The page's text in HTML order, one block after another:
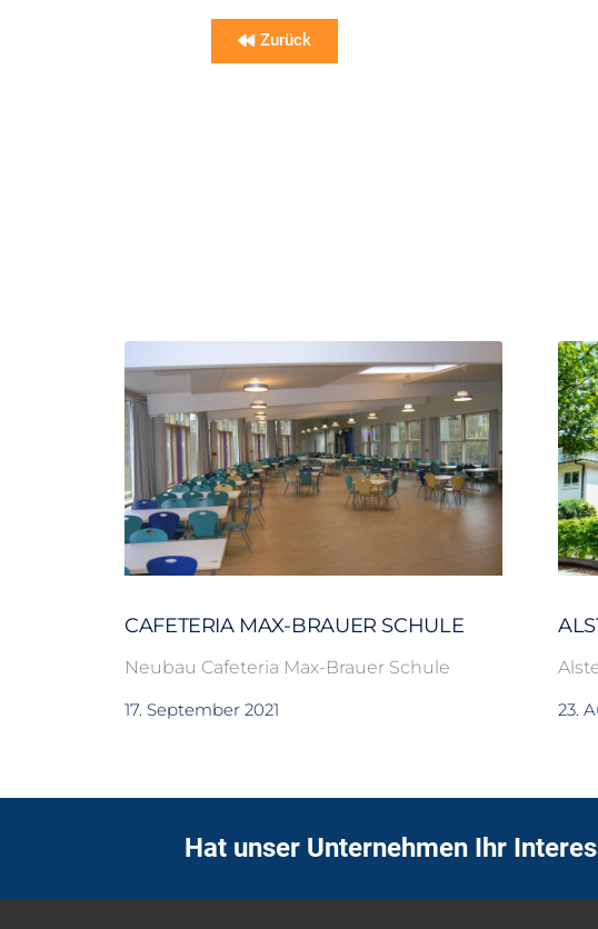
Zurück
CAFETERIA MAX-BRAUER SCHULE
Neubau Cafeteria Max-Brauer Schule
17. September 2021
23.
Hat unser Unternehmen Ihr